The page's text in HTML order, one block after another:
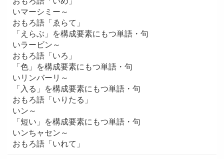
いマーシミー～
おもろ語「ゑらて」
「えらぶ」を構成要素にもつ単語・句
いラービン～
おもろ語「いろ」
「色」を構成要素にもつ単語・句
いリンバーリ～
「入る」を構成要素にもつ単語・句
おもろ語「いりたる」
いン～
「短い」を構成要素にもつ単語・句
いンちャセン～
おもろ語「いれて」